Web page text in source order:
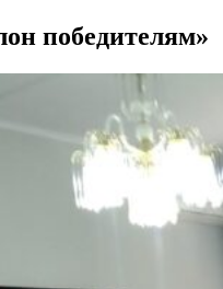
победителям»